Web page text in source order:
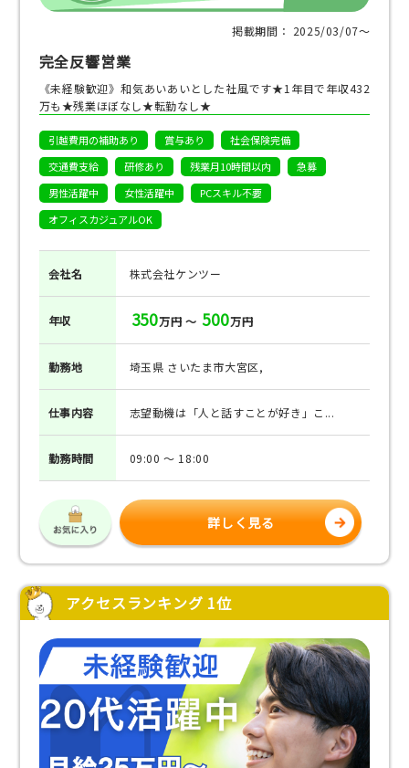
掲載期間： 2025/03/07〜
完全反響営業
《未経験歓迎》和気あいあいとした社風です★1年目で年収432
万も★残業ほぼなし★転勤なし★
引越費用の補助あり 賞与あり
社会保険完備
交通費支給
研修あり 残業月10時間以内
急募
男性活躍中
女性活躍中
PCスキル不要
オフィスカジュアルOK
会社名 株式会社ケンツー
年収 350万円 ～ 500万円
勤務地 埼玉県 さいたま市大宮区,
仕事内容 志望動機は「人と話すことが好き」こ...
勤務時間 09:00 ～ 18:00
詳しく見る
アクセスランキング 1位